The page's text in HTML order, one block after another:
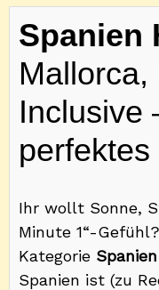
Spanien
Mallorca,
Inclusive
perfektes
Ihr wollt Sonne,
Minute 1“-
Kategorie
Spanien ist (zu